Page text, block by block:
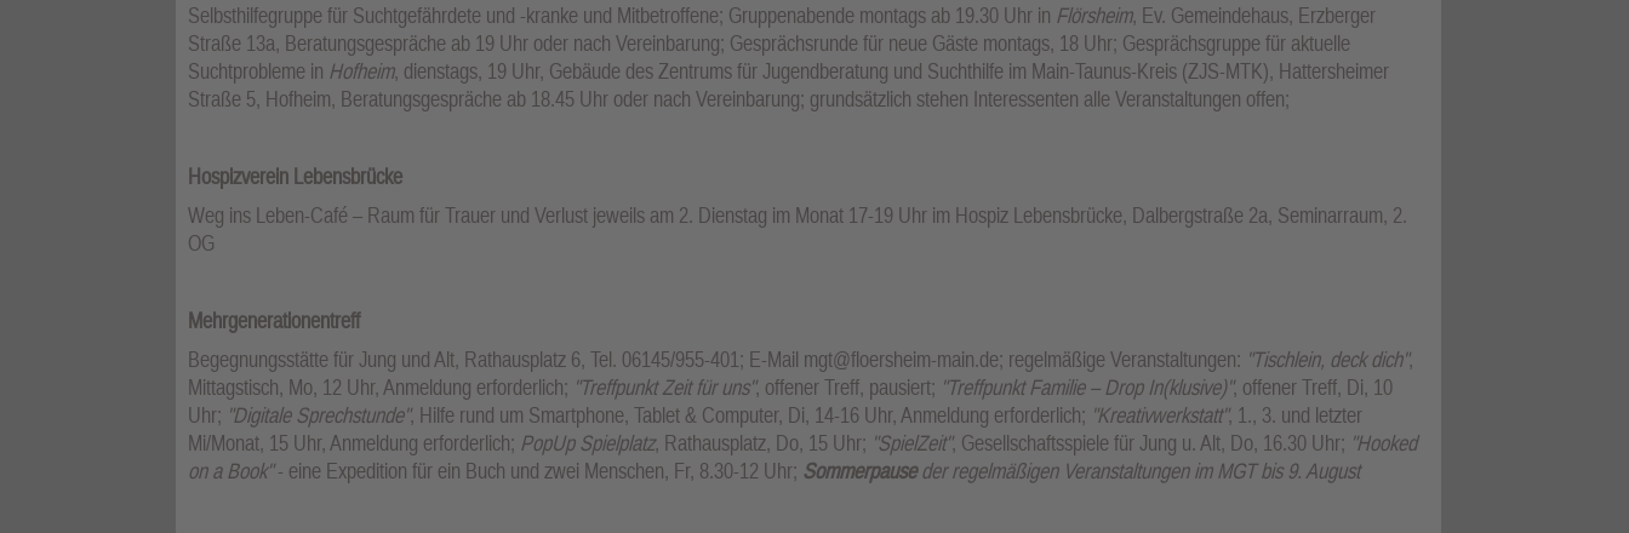
Selbsthilfegruppe für Suchtgefährdete und -kranke und Mitbetroffene; Gruppenabende montags ab 19.30 Uhr in Flörsheim, Ev. Gemeindehaus, Erzberger
Straße 13a, Beratungsgespräche ab 19 Uhr oder nach Vereinbarung; Gesprächsrunde für neue Gäste montags, 18 Uhr; Gesprächsgruppe für aktuelle
Suchtprobleme in Hofheim, dienstags, 19 Uhr, Gebäude des Zentrums für Jugendberatung und Suchthilfe im Main-Taunus-Kreis (ZJS-MTK), Hattersheimer
Straße 5, Hofheim, Beratungsgespräche ab 18.45 Uhr oder nach Vereinbarung; grundsätzlich stehen Interessenten alle Veranstaltungen offen;
Hospizverein Lebensbrücke
Weg ins Leben-Café – Raum für Trauer und Verlust jeweils am 2. Dienstag im Monat 17-19 Uhr im Hospiz Lebensbrücke, Dalbergstraße 2a, Seminarraum, 2.
OG
Mehrgenerationentreff
Begegnungsstätte für Jung und Alt, Rathausplatz 6, Tel. 06145/955-401; E-Mail mgt@floersheim-main.de; regelmäßige Veranstaltungen: "Tischlein, deck dich",
Mittagstisch, Mo, 12 Uhr, Anmeldung erforderlich; "Treffpunkt Zeit für uns", offener Treff, pausiert; "Treffpunkt Familie – Drop In(klusive)", offener Treff, Di, 10
Uhr; "Digitale Sprechstunde", Hilfe rund um Smartphone, Tablet & Computer, Di, 14-16 Uhr, Anmeldung erforderlich; "Kreativwerkstatt", 1., 3. und letzter
Mi/Monat, 15 Uhr, Anmeldung erforderlich; PopUp Spielplatz, Rathausplatz, Do, 15 Uhr; "SpielZeit", Gesellschaftsspiele für Jung u. Alt, Do, 16.30 Uhr; "Hooked
on a Book"- eine Expedition für ein Buch und zwei Menschen, Fr, 8.30-12 Uhr; Sommerpauseder regelmäßigen Veranstaltungen im MGT bis 9. August